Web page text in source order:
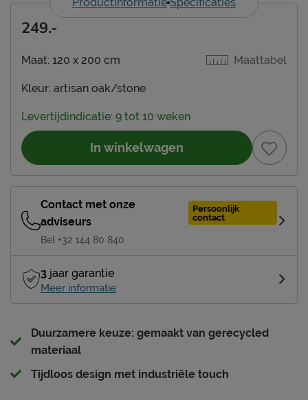
Maattabel
Maat: 120 x 200 cm
Kleur: artisan oak/stone
249.-
Levertijdindicatie: 9 tot 10 weken
In winkelwagen
Contact met onze
adviseurs
Persoonlijk
contact
Bel +32 144 80 840
3 jaar garantie
Meer informatie
Duurzamere keuze: gemaakt van gerecycled
materiaal
Tijdloos design met industriële touch